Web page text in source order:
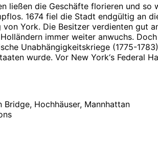
ließen die Geschäfte florieren und
1674 fiel die Stadt endgültig an
von York. Die Besitzer verdienten gut
immer weiter anwuchs.
Unabhängigkeitskriege (1775-
wurde. Vor New York‘s Federal